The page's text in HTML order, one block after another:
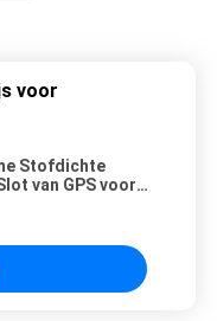
voor
Stofdichte
van GPS voor